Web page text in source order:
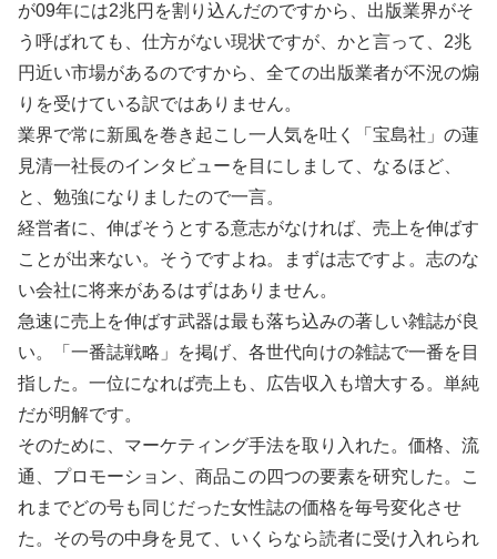
が09年には2兆円を割り込んだのですから、出版業界がそ
う呼ばれても、仕方がない現状ですが、かと言って、2兆
円近い市場があるのですから、全ての出版業者が不況の煽
りを受けている訳ではありません。
業界で常に新風を巻き起こし一人気を吐く「宝島社」の蓮
見清一社長のインタビューを目にしまして、なるほど、
と、勉強になりましたので一言。
経営者に、伸ばそうとする意志がなければ、売上を伸ばす
ことが出来ない。そうですよね。まずは志ですよ。志のな
い会社に将来があるはずはありません。
急速に売上を伸ばす武器は最も落ち込みの著しい雑誌が良
い。「一番誌戦略」を掲げ、各世代向けの雑誌で一番を目
指した。一位になれば売上も、広告収入も増大する。単純
だが明解です。
そのために、マーケティング手法を取り入れた。価格、流
通、プロモーション、商品この四つの要素を研究した。こ
れまでどの号も同じだった女性誌の価格を毎号変化させ
た。その号の中身を見て、いくらなら読者に受け入れられ